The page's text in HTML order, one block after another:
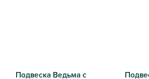
Подвеска Ведьма с